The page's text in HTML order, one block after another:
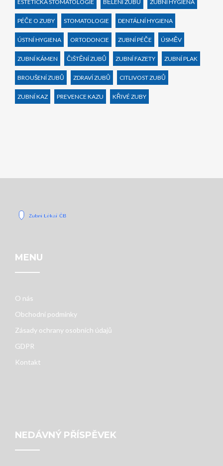
ESTETICKÁ STOMATOLOGIE BĚLENÍ ZUBŮ ZUBNÍ HYGIENA
PÉČE O ZUBY STOMATOLOGIE DENTÁLNÍ HYGIENA
ÚSTNÍ HYGIENA ORTODONCIE ZUBNÍ PÉČE ÚSMĚV
ZUBNÍ KÁMEN ČIŠTĚNÍ ZUBŮ ZUBNÍ FAZETY ZUBNÍ PLAK
BROUŠENÍ ZUBŮ ZDRAVÍ ZUBŮ CITLIVOST ZUBŮ
ZUBNÍ KAZ PREVENCE KAZU KŘIVÉ ZUBY
MENU
O nás
Obchodní podmínky
Zásady ochrany osobních údajů
GDPR
Kontakt
NEDÁVNÝ PŘÍSPĚVEK